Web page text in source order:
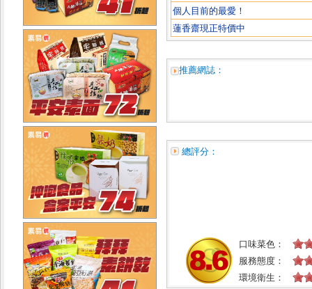
個人目前的最愛！
蓮香齋現正特價中
推薦網誌：
總評分：
口味菜色：
服務態度：
環境衛生：